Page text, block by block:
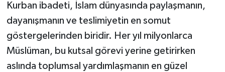
Kurban ibadeti, İslam dünyasında paylaşmanın,
dayanışmanın ve teslimiyetin en somut
göstergelerinden biridir. Her yıl milyonlarca
Müslüman, bu kutsal görevi yerine getirirken
aslında toplumsal yardımlaşmanın en güzel